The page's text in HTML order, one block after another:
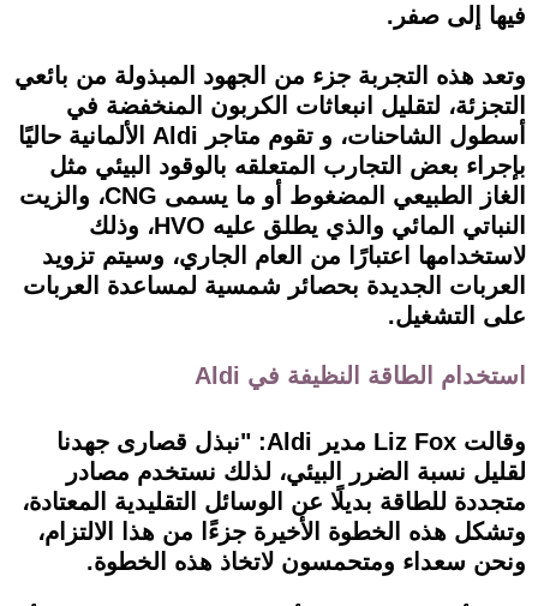
فيها إلى صفر.
وتعد هذه التجربة جزء من الجهود المبذولة من بائعي
التجزئة، لتقليل انبعاثات الكربون المنخفضة في
أسطول الشاحنات، و تقوم متاجر Aldi الألمانية حاليًا
بإجراء بعض التجارب المتعلقه بالوقود البيئي مثل
الغاز الطبيعي المضغوط أو ما يسمى CNG، والزيت
النباتي المائي والذي يطلق عليه HVO، وذلك
لاستخدامها اعتبارًا من العام الجاري، وسيتم تزويد
العربات الجديدة بحصائر شمسية لمساعدة العربات
على التشغيل.
استخدام الطاقة النظيفة في Aldi
وقالت Liz Fox مدير Aldi: "نبذل قصارى جهدنا
لقليل نسبة الضرر البيئي، لذلك نستخدم مصادر
متجددة للطاقة بديلًا عن الوسائل التقليدية المعتادة،
وتشكل هذه الخطوة الأخيرة جزءًا من هذا الالتزام،
ونحن سعداء ومتحمسون لاتخاذ هذه الخطوة.